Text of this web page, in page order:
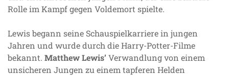
Rolle im Kampf gegen Voldemort spielte.
Lewis begann seine Schauspielkarriere in jungen
Jahren und wurde durch die Harry-Potter-Filme
bekannt. Matthew Lewis’ Verwandlung von einem
unsicheren Jungen zu einem tapferen Helden